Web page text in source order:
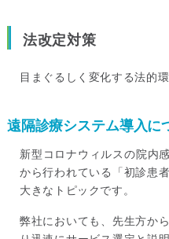
法改定対策
目まぐるしく変化する法的
遠隔診療システム導入に
新型コロナウィルスの院内
から行われている「初診患
大きなトピックです。
弊社においても、先生方か